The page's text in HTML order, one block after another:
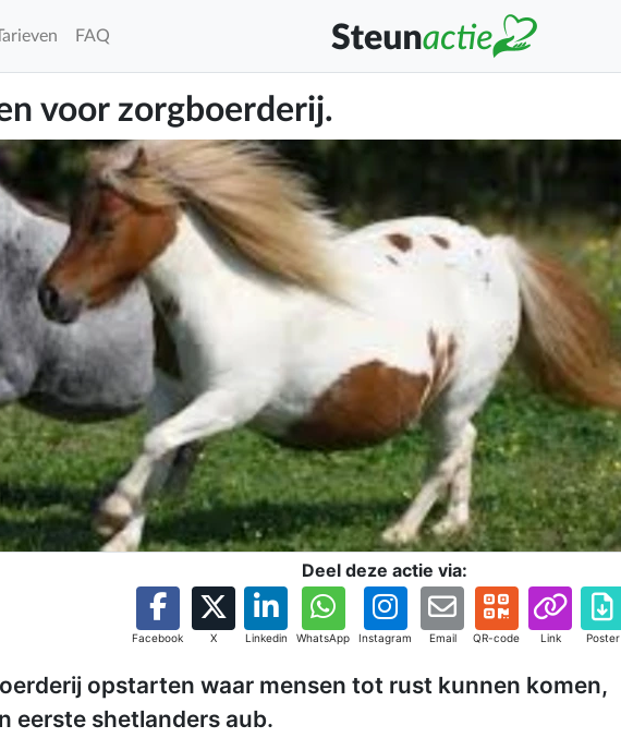
FAQ
voor zorgboerderij.
Deel deze actie via:
Facebook X Linkedin WhatsApp Instagram Email QR-code Link Poster
opstarten waar mensen tot rust kunnen komen,
eerste shetlanders aub.